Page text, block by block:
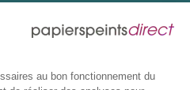
au bon fonctionnement du